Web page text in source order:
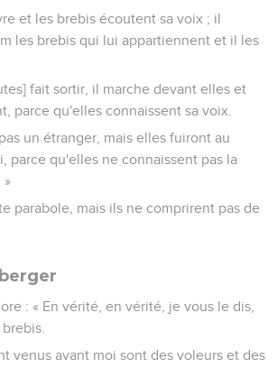
et les brebis écoutent sa voix ; il
les brebis qui lui appartiennent et il les
fait sortir, il marche devant elles et
parce qu'elles connaissent sa voix.
un étranger, mais elles fuiront au
parce qu'elles ne connaissent pas la
»
parabole, mais ils ne comprirent pas de
: « En vérité, en vérité, je vous le dis,
venus avant moi sont des voleurs et des